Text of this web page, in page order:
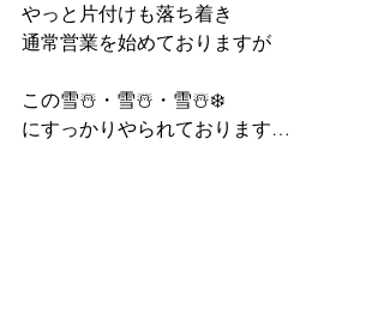
やっと片付けも落ち着き
通常営業を始めておりますが
この雪☃️・雪☃️・雪☃️❄️
にすっかりやられております…